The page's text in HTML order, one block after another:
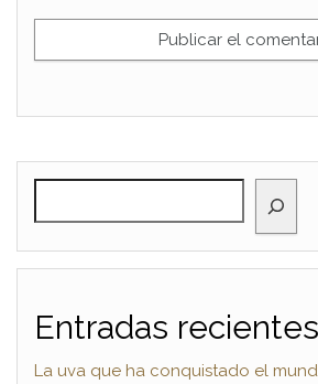
Entradas recientes
La uva que ha conquistado el